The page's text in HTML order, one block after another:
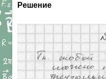
Решение